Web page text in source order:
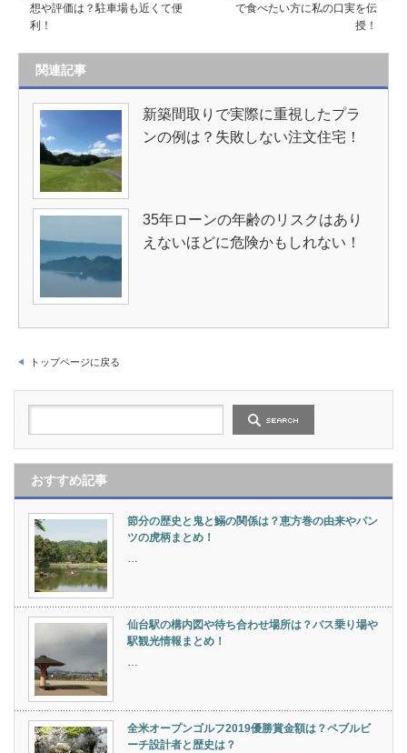
想や評価は？駐車場も近くて便
利！
で食べたい方に私の口実を伝
授！
関連記事
新築間取りで実際に重視したプラ
ンの例は？失敗しない注文住宅！
35年ローンの年齢のリスクはあり
えないほどに危険かもしれない！
トップページに戻る
おすすめ記事
節分の歴史と鬼と鰯の関係は？恵方巻の由来やパン
ツの虎柄まとめ！
…
仙台駅の構内図や待ち合わせ場所は？バス乗り場や
駅観光情報まとめ！
…
全米オープンゴルフ2019優勝賞金額は？ペブルビ
ーチ設計者と歴史は？